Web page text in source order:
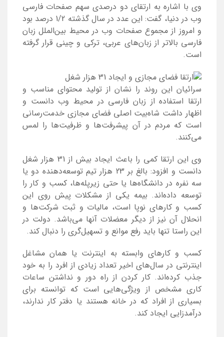
وی با اشاره به ارتقای دو درصدی سهم صفحات فارسی
وب در دنیا، گفت: این عدد در سال گذشته 1/2 درصد بود
و امروز از مجموع صفحات وب در محیط بین‌الملل زبان
فارسی بالاتر از زبان‌های عربی، ترکی و چینی قرار گرفته
است.
سرائیان این روند را نشان از تولید محتوای مناسب و
ارتقا استفاده از زبان فارسی در محیط وب دانست و
اظهار داشت شاه‌بیت اصلی فضای مجازی خدمت‌رسانی
است که مردم در آن پیشرفت‌ها و ظرفیت‌ها را لمس
می‌کنند.
وی این ارتقا کمی را باعث ایجاد بیش از 31 هزار شغل
دانست و افزود: بالغ بر 23 هزار تیم توسعه‌دهنده دو یا
سه نفره در دانشگاه‌ها یا حتی زیرپله‌ها، کسب و کار را
توسعه داده‌اند. بیمه یکی از مشکلات پیش روی این
کسب و کارهای نوپا است، مالیات و ثبت شرکت‌ها و
انحلال آن نیز از دیگر معضلات آنها می‌باشد. دولت در
این راستا تنها باید رفع موانع و تسهیل‌گری را دنبال کند.
کسب و کارهای وابسته به اینترنت یا همان مشاغل
اینترنتی در سال‌های اخیر تعداد زیادی از افرد را به خود
جذب کرده‌اند. کار کردن از راه دور و نداشتن ساعات
کاری مشخص از ویژگی‌هایی‌ است که توانسته برای
بسیاری از افراد که در خانه‌ هستند یا دفتر کار ندارند،
درآمدزایی ایجاد کند.